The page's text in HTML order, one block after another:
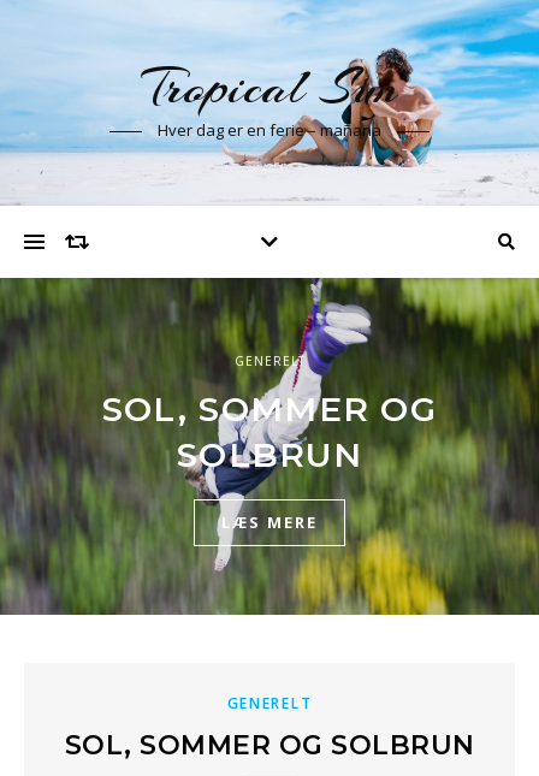
Tropical Sun
Hver dag er en ferie – mañana
GENERELT
SOL, SOMMER OG
SOLBRUN
LÆS MERE
GENERELT
SOL, SOMMER OG SOLBRUN